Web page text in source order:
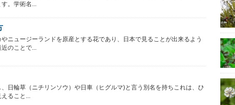
。学術名...
ニュージーランドを原産とする花であり、日本で見ることが出来るよう
のことで...
日輪草（ニチリンソウ）や日車（ヒグルマ)と言う別名を持ちこれは、ひ
ること...